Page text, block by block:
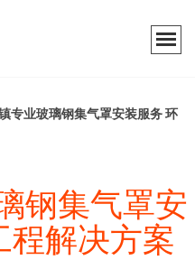
专业玻璃钢集气罩安装服务 环
钢集气罩安
程解决方案